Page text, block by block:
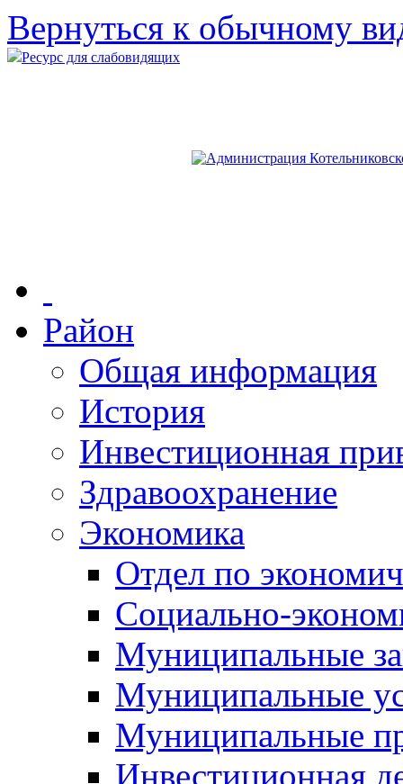
Вернуться к обычному
Ресурс для слабовидящих
Район
Общая информация
История
Инвестиционная
Здравоохранение
Экономика
Отдел по
Социально-
Муниципальные
Муниципальные
Муниципальные
Инвестиционная